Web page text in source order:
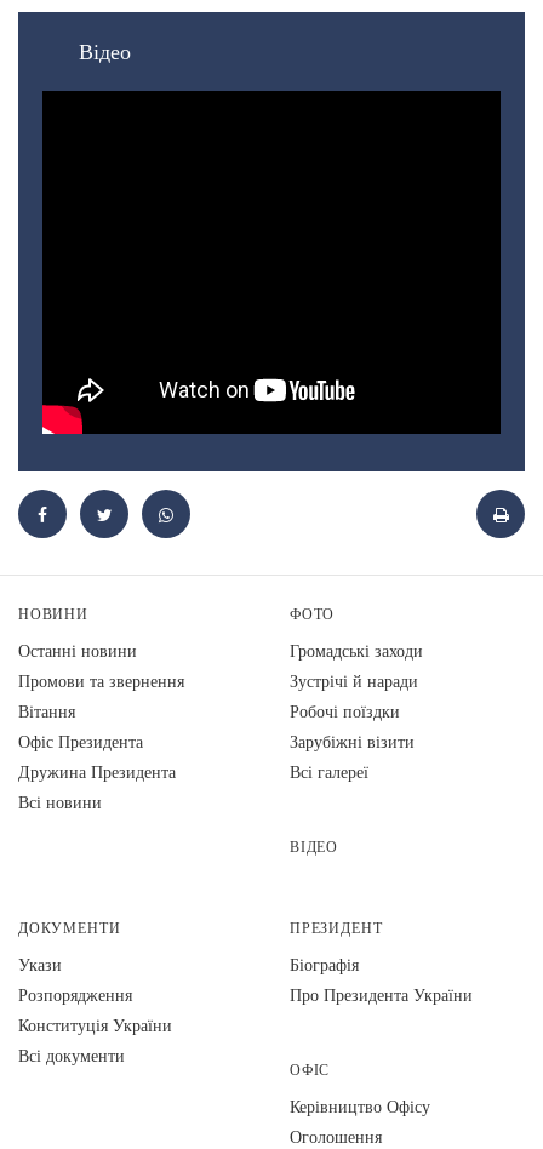
Відео
НОВИНИ
Останні новини
Промови та звернення
Вiтання
Офіс Президента
Дружина Президента
Всі новини
ФОТО
Громадські заходи
Зустрічі й наради
Робочі поїздки
Зарубіжні візити
Всі галереї
ВІДЕО
ДОКУМЕНТИ
Укази
Розпорядження
Конституція України
Всі документи
ПРЕЗИДЕНТ
Біографія
Про Президента України
ОФІС
Керівництво Офісу
Оголошення